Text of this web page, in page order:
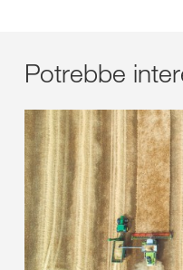
Potrebbe